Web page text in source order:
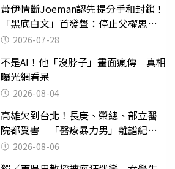
蕭伊情斷Joeman認先提分手和封鎖！
「黑底白文」首發聲：停止父權思維
物化女性
2026-07-28
不是AI！他「沒脖子」畫面瘋傳 真相
曝光網看呆
2026-08-04
高雄欠到台北！長庚、榮總、部立醫
院都受害 「醫療暴力男」離譜紀錄
曝光2026-08-06